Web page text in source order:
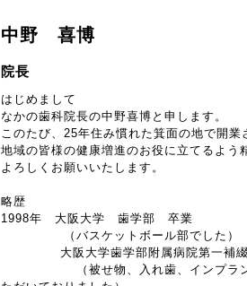
中野 喜博
院長
はじめまして
なかの歯科院長の中野喜博と申します。
このたび、25年住み慣れた箕面の地で開業
地域の皆様の健康増進のお役に立てるよう
よろしくお願いいたします。
略歴
1998年 大阪大学 歯学部 卒業
（バスケットボール部でした）
大阪大学歯学部附属病院第一補
（被せ物、入れ歯、インプラント